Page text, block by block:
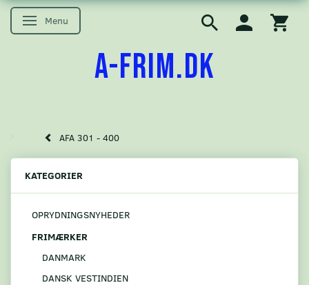
Skifte navigation
Menu
A-FRIM.DK
AFA 301 - 400
KATEGORIER
OPRYDNINGSNYHEDER
FRIMÆRKER
DANMARK
DANSK VESTINDIEN